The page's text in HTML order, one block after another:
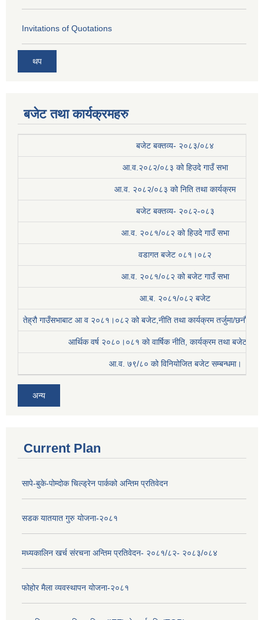
Invitations of Quotations
थप
बजेट तथा कार्यक्रमहरु
बजेट बक्तव्य- २०८३/०८४
आ.व.२०८२/०८३ को हिउदे गाउँ सभा
आ.व. २०८२/०८३ को निति तथा कार्यक्रम
बजेट बक्तव्य- २०८२-०८३
आ.व. २०८१/०८२ को हिउदे गाउँ सभा
वडागत बजेट ०८१।०८२
आ.व. २०८१/०८२ को बजेट गाउँ सभा
आ.ब. २०८१/०८२ बजेट
तेह्रौ गाउँसभाबाट आ व २०८१।०८२ को बजेट,नीति तथा कार्यक्रम तर्जुमा/छनौट
आर्थिक वर्ष २०८०।०८१ काे वार्षिक नीति, कार्यक्रम तथा बजेट
आ.व. ७९/८० को विनियोजित बजेट सम्बन्धमा।
अन्य
Current Plan
सापे-बुके-पोम्दोक चिल्ड्रेन पार्कको अन्तिम प्रतिवेदन
सडक यातयात गुरु योजना-२०८१
मध्यकालिन खर्च संरचना अन्तिम प्रतिवेदन- २०८१/८२- २०८३/०८४
फोहोर मैला व्यवस्थापन योजना-२०८१